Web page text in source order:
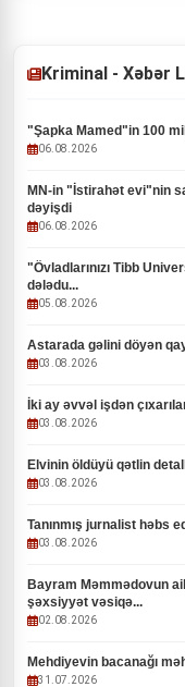
Kriminal - Xəbər
"Şapka Mamed"in 100
06.08.2026
MN-in "İstirahət evi"nin
dəyişdi
06.08.2026
"Övladlarınızı Tibb
dələdu...
05.08.2026
Astarada gəlini döyən
03.08.2026
İki ay əvvəl işdən
03.08.2026
Elvinin öldüyü qətlin
03.08.2026
Tanınmış jurnalist həbs
03.08.2026
Bayram Məmmədovun
şəxsiyyət vəsiqə...
02.08.2026
Mehdiyevin bacanağı
31.07.2026